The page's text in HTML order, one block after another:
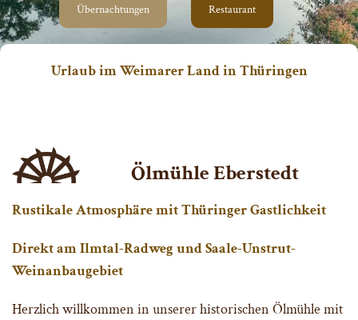
Übernachtungen Restaurant
Urlaub im Weimarer Land in Thüringen
Ölmühle Eberstedt
Rustikale Atmosphäre mit Thüringer Gastlichkeit
Direkt am Ilmtal-Radweg und Saale-Unstrut-
Weinanbaugebiet
Herzlich willkommen in unserer historischen Ölmühle mit